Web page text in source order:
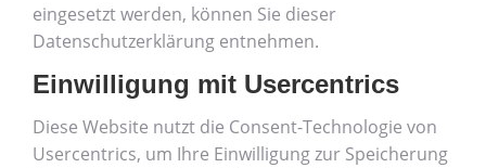
eingesetzt werden, können Sie dieser
Datenschutzerklärung entnehmen.
Einwilligung mit Usercentrics
Diese Website nutzt die Consent-Technologie von
Usercentrics, um Ihre Einwilligung zur Speicherung